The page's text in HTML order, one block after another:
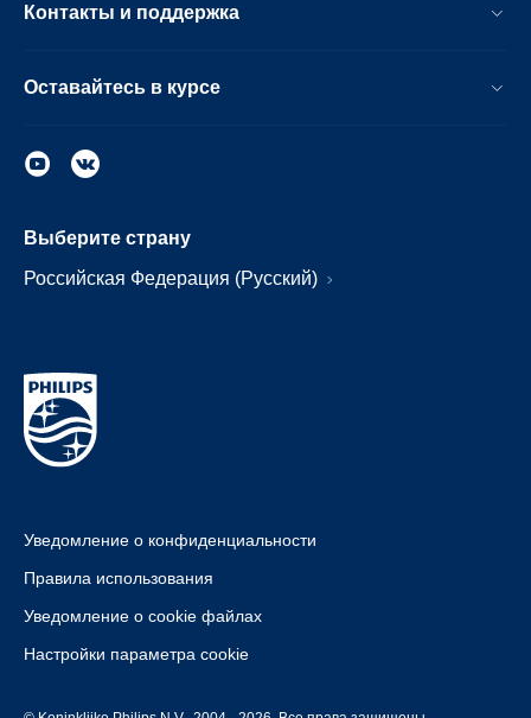
Контакты и поддержка
Оставайтесь в курсе
Выберите страну
Российская Федерация (Русский)
Уведомление о конфиденциальности
Правила использования
Уведомление о cookie файлах
Настройки параметра cookie